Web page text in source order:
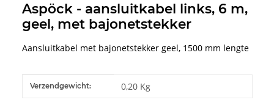
Aspöck - aansluitkabel links, 6 m,
geel, met bajonetstekker
Aansluitkabel met bajonetstekker geel, 1500 mm lengte
#productDetails.itemInformation#
#productDetails.itemValue#
Verzendgewicht: 0,20 Kg